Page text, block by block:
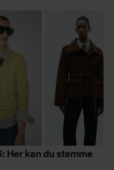
Her kan du stemme